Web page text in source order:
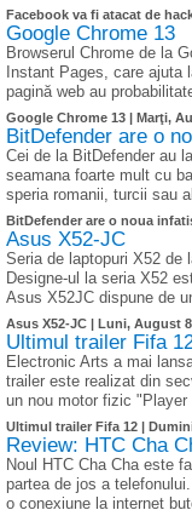
Facebook va fi atacat de
Google Chrome 13
Browserul Chrome de la
Instant Pages, care
pagină web au
Google Chrome 13 | Marţi,
BitDefender are o
Cei de la BitDefender au
seamana foarte mult cu
speria romanii, turcii sau
BitDefender are o noua
Asus X52-JC
Seria de laptopuri X52 de
Designe-ul la seria X52
Asus X52JC dispune de
Asus X52-JC | Luni, August
Ultimul trailer Fifa
Electronic Arts a mai
trailer este realizat din
un nou motor fizic
Ultimul trailer Fifa 12 |
Review: HTC Cha
Noul HTC Cha Cha este
partea de jos a
o conexiune la internet